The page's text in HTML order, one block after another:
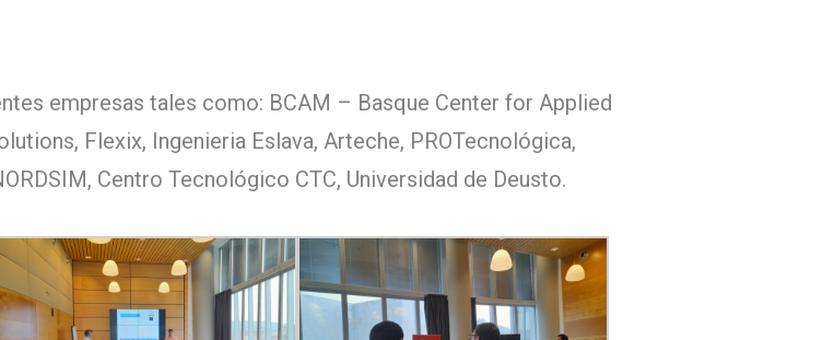
empresas tales como: BCAM – Basque Center for Applied
Flexix, Ingenieria Eslava, Arteche, PROTecnológica,
Centro Tecnológico CTC, Universidad de Deusto.